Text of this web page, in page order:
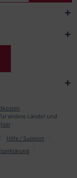
andere Länder und
hier
Hilfe / Support